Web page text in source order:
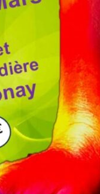
Édition 2026